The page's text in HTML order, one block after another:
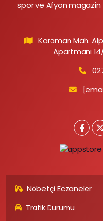
spor ve Afyon magazin
Karaman Mah.
Apartmanı
Nöbetçi Eczaneler
Trafik Durumu